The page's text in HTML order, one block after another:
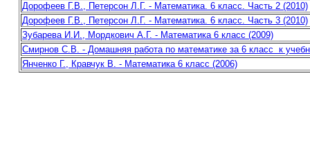
Дорофеев Г.В., Петерсон Л.Г. - Математика. 6 класс. Часть 2 (2010)
Дорофеев Г.В., Петерсон Л.Г. - Математика. 6 класс. Часть 3 (2010)
Зубарева И.И., Мордкович А.Г. - Математика 6 класс (2009)
Смирнов С.В. - Домашняя работа по математике за 6 класс к
Янченко Г., Кравчук В. - Математика 6 класс (2006)